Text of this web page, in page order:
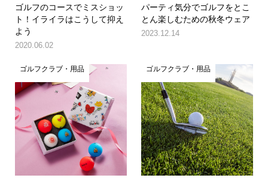
ゴルフのコースでミスショッ
ト！イライラはこうして抑え
よう
2020.06.02
パーティ気分でゴルフをとこ
とん楽しむための秋冬ウェア
2023.12.14
ゴルフクラブ・用品 ゴルフクラブ・用品